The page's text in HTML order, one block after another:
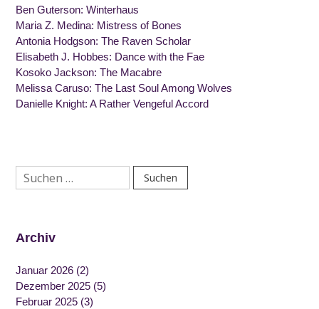
Ben Guterson: Winterhaus
Maria Z. Medina: Mistress of Bones
Antonia Hodgson: The Raven Scholar
Elisabeth J. Hobbes: Dance with the Fae
Kosoko Jackson: The Macabre
Melissa Caruso: The Last Soul Among Wolves
Danielle Knight: A Rather Vengeful Accord
Suchen
nach:
Archiv
Januar 2026 (2)
Dezember 2025 (5)
Februar 2025 (3)